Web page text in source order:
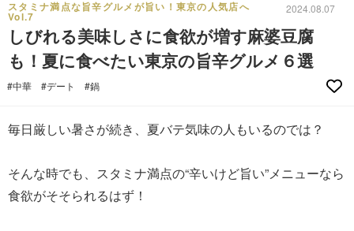
スタミナ満点な旨辛グルメが旨い！東京の人気店へ
Vol.7
2024.08.07
しびれる美味しさに食欲が増す麻婆豆腐
も！夏に食べたい東京の旨辛グルメ６選
#中華 #デート #鍋
毎日厳しい暑さが続き、夏バテ気味の人もいるのでは？
そんな時でも、スタミナ満点の“辛いけど旨い”メニューなら
食欲がそそられるはず！